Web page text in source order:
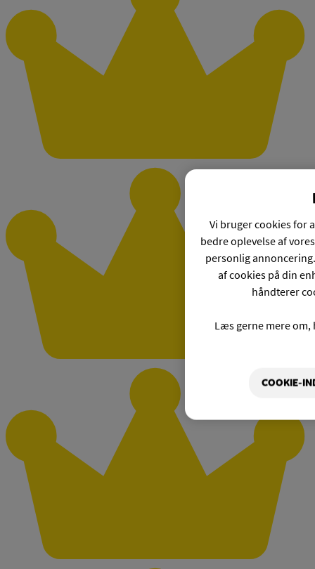
Vi bruger cookies for
bedre oplevelse af
personlig
af cookies på din
håndterer
Læs gerne mere
COOKIE-